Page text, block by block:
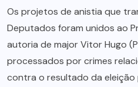
Os projetos de anistia que
Deputados foram unidos ao
autoria de major Vitor Hugo
processados por crimes
contra o resultado da eleição